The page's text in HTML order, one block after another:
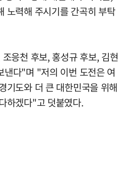
노력해 주시기를 간곡히 부탁
응천 후보, 홍성규 후보, 김현
낸다"며 "저의 이번 도전은 여
기도와 더 큰 대한민국을 위해
하겠다"고 덧붙였다.